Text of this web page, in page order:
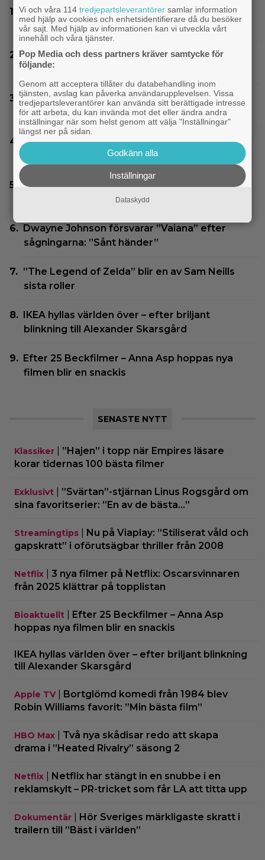
På TV ikväll: Bortglömda thrillern som
Harrison Ford är stolt över: ”Bra film”
Thrillern med Katherine Heigl sålde bara 6
biobiljetter – historiens lägsta intäkter
Glöm Tom Hanks – här är Netflix nya Robert
Langdon-skådis
SVT Play har precis lagt till 17 nya filmer – här
är mina 3 bästa tips
På tv ikväll: 2013 års stora rymdäventyr fick
kritik – halvnaken kvinna stjäl fokus
Dwayne Johnson försvarar ”Vaiana” efter
sågningarna: ”Sånt händer”
”The Legend of Zelda” blir en av Sam Neills
sista roller
IKEA hyllas världen över – efter briljant
blinkning till Alexander Skarsgård
Efter 25 Beckfilmer – Anna Asp hoppas nya
filmen blir en snackis
SENASTE NYTT
Klassiker
”Hajen” i topp när Empires läsare
korar tidernas 100 bästa filmer
Exklusivt
”Svärtan”-stjärnan Linus Rogsgård om
sina favoritserier: ”En av de bästa…”
Streamingtips
Nu på Viaplay: ”Stiliserat våld och
gapskratt” i oförutsägbar thriller från 2008
Netflix
3 nya filmer på Netflix: Oscarsvinnaren
från 2025 klättrar på topplistan
Bioaktuellt
Efter 25 Beckfilmer – Anna Asp
hoppas nya filmen blir en snackis
IKEA hyllas världen över – efter briljant blinkning
till Alexander Skarsgård
Apple TV| Bortglömd komedi från 1984 blev
Robin Williams favorit: ”Min bästa film”
HBO Max
Två nya skådisar redo att skapa
drama i ”Heated Rivalry” säsong 2
Netflix
Netflix har stängt in en snubbe i en
reklamskylt – PR-tricket som får LA att titta upp
Dokumentär
Hör Sveriges märkligaste skratt i
trailern till ”Bäst i världen”
Vi och våra 114tredjepartsleverantörer samlar information
med hjälp av cookies och enhetsidentifierare då du besöker
vår sajt. Med hjälp av informationen kan vi utveckla vårt
innehåll och våra tjänster.
Pop Media och dess partners kräver samtycke för
följande:
Genom att acceptera tillåter du databehandling inom
tjänsten, avslag kan påverka användarupplevelsen. Vissa
tredjepartsleverantörer kan använda sitt berättigade intresse
för att arbeta, du kan invända mot det eller ändra andra
inställningar när som helst genom att välja "Inställningar"
längst ner på sidan.
Godkänn alla
Inställningar
Dataskydd